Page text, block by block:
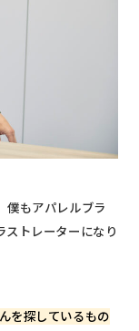
僕もアパレルブラ
ストレーターになり
を探しているもの